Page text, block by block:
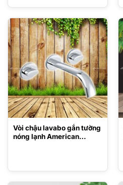
Vòi chậu lavabo gắn tường
nóng lạnh American